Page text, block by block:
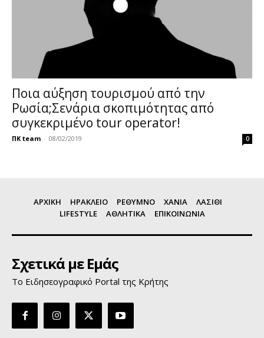
Ποια αύξηση τουρισμού από την
Ρωσία;Σενάρια σκοπιμότητας από
συγκεκριμένο tour operator!
ΠΚ team - 08/02/2019 0
ΑΡΧΙΚΗ ΗΡΑΚΛΕΙΟ ΡΕΘΥΜΝΟ ΧΑΝΙΑ
ΛΑΣΙΘΙ
LIFESTYLE
ΑΘΛΗΤΙΚΑ ΕΠΙΚΟΙΝΩΝΙΑ
Σχετικά με Εμάς
Το Ειδησεογραφικό Portal της Κρήτης